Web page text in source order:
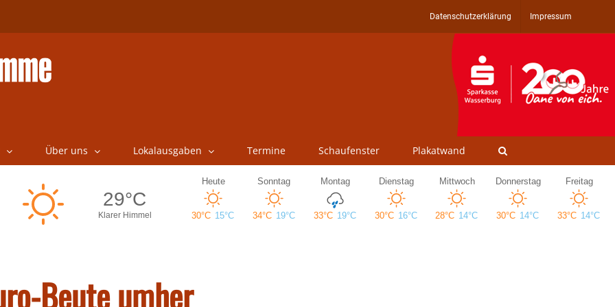
Datenschutzerklärung Impressum
Über uns Lokalausgaben Termine Schaufenster Plakatwand
Beute umher